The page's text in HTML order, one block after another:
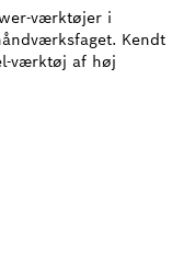
værktøjer i
Kendt
værktøj af høj